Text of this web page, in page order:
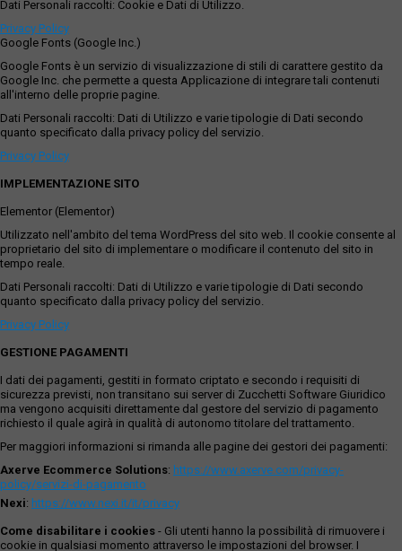
Dati Personali raccolti: Cookie e Dati di Utilizzo.
Privacy Policy
Google Fonts (Google Inc.)
Google Fonts è un servizio di visualizzazione di stili di carattere gestito da
Google Inc. che permette a questa Applicazione di integrare tali contenuti
all'interno delle proprie pagine.
Dati Personali raccolti: Dati di Utilizzo e varie tipologie di Dati secondo
quanto specificato dalla privacy policy del servizio.
Privacy Policy
IMPLEMENTAZIONE SITO
Elementor (Elementor)
Utilizzato nell'ambito del tema WordPress del sito web. Il cookie consente al
proprietario del sito di implementare o modificare il contenuto del sito in
tempo reale.
Dati Personali raccolti: Dati di Utilizzo e varie tipologie di Dati secondo
quanto specificato dalla privacy policy del servizio.
Privacy Policy
GESTIONE PAGAMENTI
I dati dei pagamenti, gestiti in formato criptato e secondo i requisiti di
sicurezza previsti, non transitano sui server di Zucchetti Software Giuridico
ma vengono acquisiti direttamente dal gestore del servizio di pagamento
richiesto il quale agirà in qualità di autonomo titolare del trattamento.
Per maggiori informazioni si rimanda alle pagine dei gestori dei pagamenti:
Axerve Ecommerce Solutions: https://www.axerve.com/privacy-
policy/servizi-di-pagamento
Nexi: https://www.nexi.it/it/privacy
Come disabilitare i cookies - Gli utenti hanno la possibilità di rimuovere i
cookie in qualsiasi momento attraverso le impostazioni del browser. I